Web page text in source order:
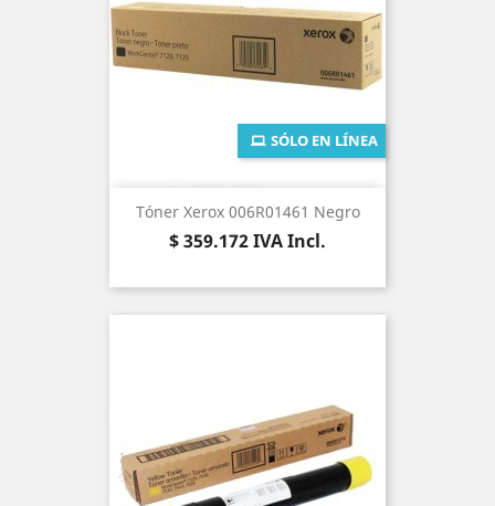
Tóner Xerox 006R01461 Negro
Precio
$ 359.172IVA Incl.
SÓLO EN LÍNEA